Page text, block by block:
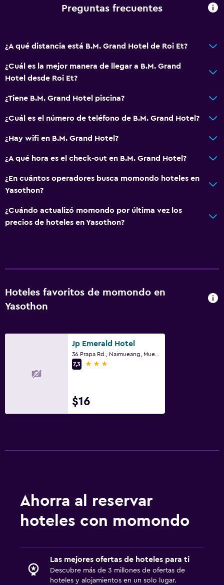
Preguntas frecuentes
¿A qué distancia está B.M. Grand Hotel de Roi Et?
¿Cuál es la mejor manera de llegar a B.M. Grand
Hotel desde Roi Et?
¿Tiene B.M. Grand Hotel piscina?
¿Cuál es el número de teléfono de B.M. Grand Hotel?
¿Hay wifi en B.M. Grand Hotel?
¿A qué hora es el check-out en B.M. Grand Hotel?
¿En cuántos operadores busca momondo hoteles en
Yasothon?
¿Cuándo actualizó momondo por última vez los
precios de hoteles en Yasothon?
Hoteles favoritos de momondo en
Yasothon
Jp Emerald Hotel
7,3
3 estrellas
$16
Ahorra al reservar
hoteles con momondo
Las mejores ofertas de hoteles para ti
Descubre más de 3 millones de ofertas de
hoteles y alojamientos en un solo lugar.